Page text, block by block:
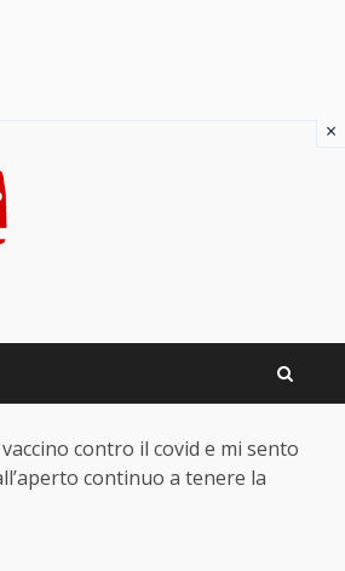
contro il covid e mi sento
continuo a tenere la
×